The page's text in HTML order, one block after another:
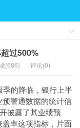
过500%
(686) 评论(0)
的降临，银行上半
警通数据的统计信
披露了其业绩预
率这项指标，片面